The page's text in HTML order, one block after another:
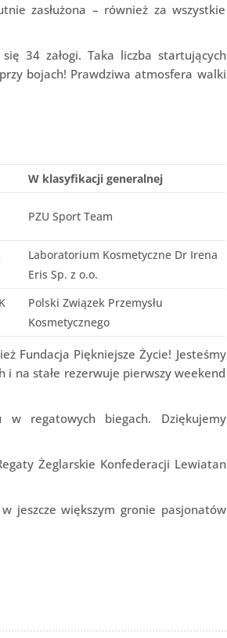
zasłużona – również za wszystkie
34 załogi. Taka liczba startujących
bojach! Prawdziwa atmosfera walki
W klasyfikacji generalnej
PZU Sport Team
Laboratorium Kosmetyczne Dr Irena
Eris Sp. z o.o.
Polski Związek Przemysłu
Kosmetycznego
Fundacja Piękniejsze Życie! Jesteśmy
i na stałe rezerwuje pierwszy weekend
regatowych biegach. Dziękujemy
Żeglarskie Konfederacji Lewiatan
jeszcze większym gronie pasjonatów